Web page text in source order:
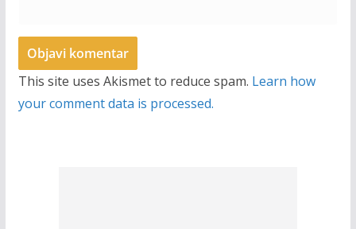
This site uses Akismet to reduce spam. Learn how
your comment data is processed.